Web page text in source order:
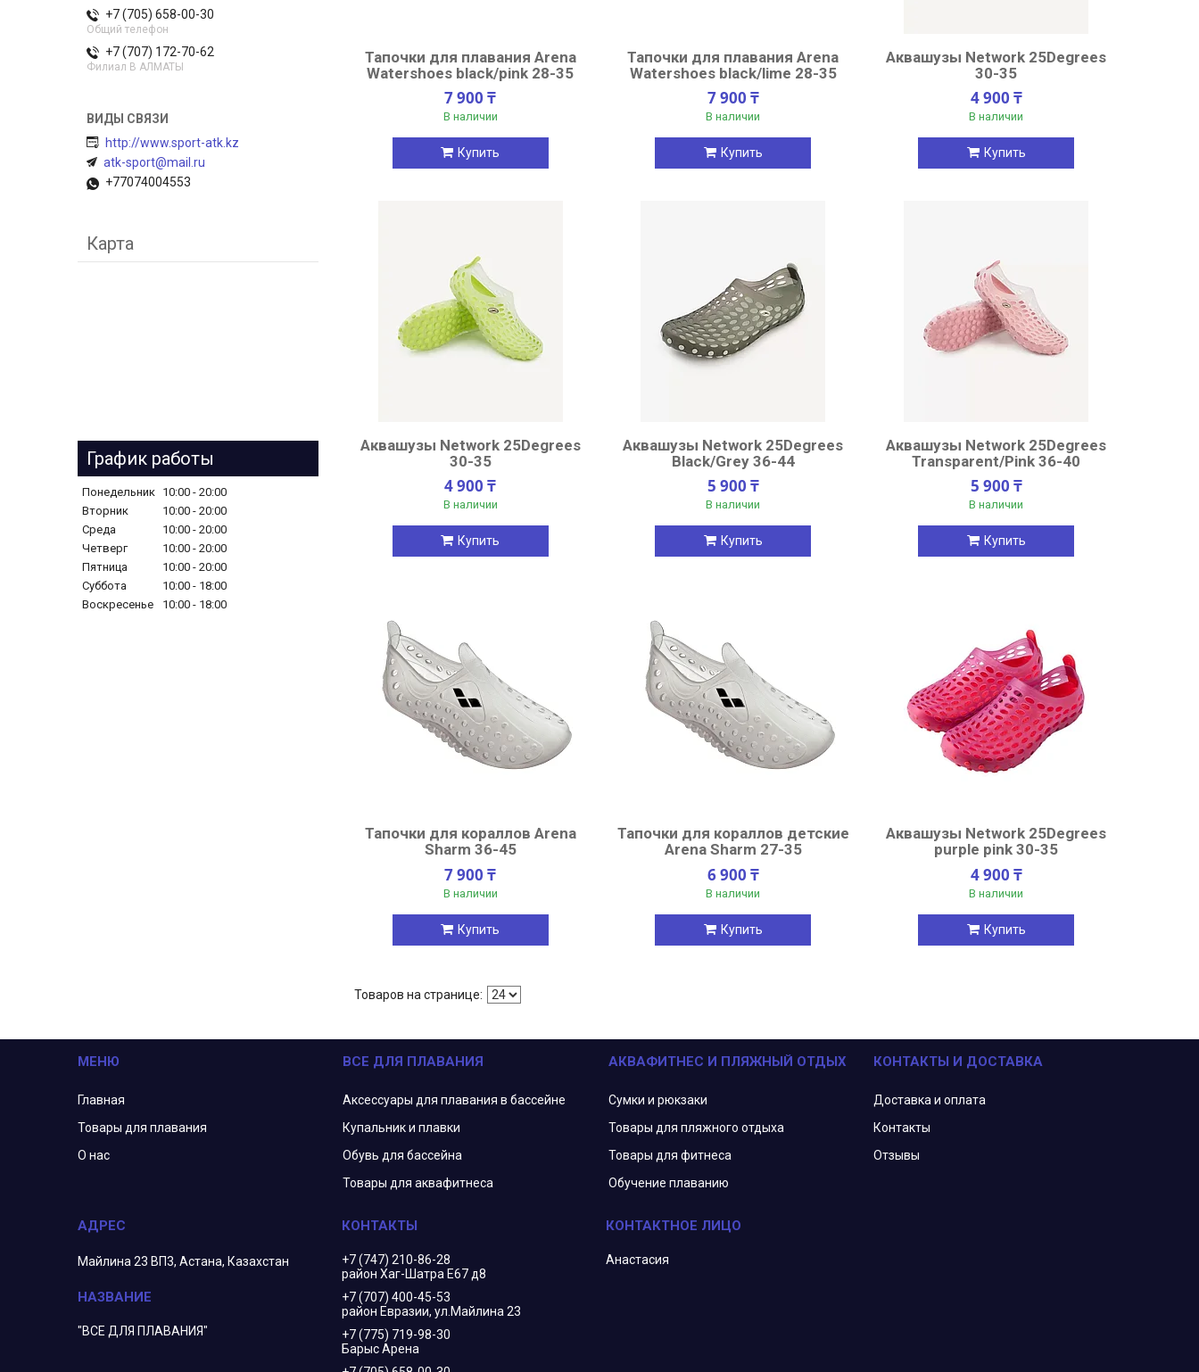
Тапочки для плавания Arena
Watershoes black/pink 28-35
7 900 ₸
В наличии
Купить
Тапочки для плавания Arena
Watershoes black/lime 28-35
7 900 ₸
В наличии
Купить
Аквашузы Network 25Degrees
30-35
4 900 ₸
В наличии
Купить
Аквашузы Network 25Degrees
30-35
4 900 ₸
В наличии
Купить
Аквашузы Network 25Degrees
Black/Grey 36-44
5 900 ₸
В наличии
Купить
Аквашузы Network 25Degrees
Transparent/Pink 36-40
5 900 ₸
В наличии
Купить
Тапочки для кораллов Arena
Sharm 36-45
7 900 ₸
В наличии
Купить
Тапочки для кораллов детские
Arena Sharm 27-35
6 900 ₸
В наличии
Купить
Аквашузы Network 25Degrees
purple pink 30-35
4 900 ₸
В наличии
Купить
+7 (705) 658-00-30
Общий телефон
+7 (707) 172-70-62
Филиал В АЛМАТЫ
http://www.sport-atk.kz
atk-sport@mail.ru
+77074004553
Карта
График работы
Понедельник 10:00
20:00
Вторник
10:00
20:00
Среда
10:00
20:00
Четверг
10:00
20:00
Пятница
10:00
20:00
Суббота
10:00
18:00
Воскресенье
10:00 18:00
МЕНЮ
Главная
Товары для плавания
О нас
ВСЕ ДЛЯ ПЛАВАНИЯ
Аксессуары для плавания в бассейне
Купальник и плавки
Обувь для бассейна
Товары для аквафитнеса
АКВАФИТНЕС И ПЛЯЖНЫЙ ОТДЫХ
Сумки и рюкзаки
Товары для пляжного отдыха
Товары для фитнеса
Обучение плаванию
КОНТАКТЫ И ДОСТАВКА
Доставка и оплата
Контакты
Отзывы
Майлина 23 ВП3, Астана, Казахстан
"ВСЕ ДЛЯ ПЛАВАНИЯ"
+7 (747) 210-86-28
район Хаг-Шатра Е67 д8
+7 (707) 400-45-53
район Евразии, ул.Майлина 23
+7 (775) 719-98-30
Барыс Арена
Анастасия